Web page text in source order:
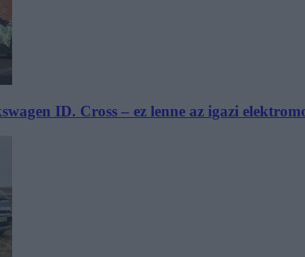
ID. Cross – ez lenne az igazi